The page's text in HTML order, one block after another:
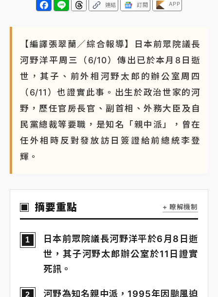
連結 訂閱 APP
【編譯張翠蘭／綜合報導】日本前眾院議長
河野洋平周三（6/10）傳出已於本月8日逝
世，其子、前外相河野太郎的辦公室周四
（6/11）也證實此事。出生於政治世家的河
野，歷任官房長官、副首相、外務大臣及自
民黨總裁等要職，是知名「親中派」，曾在
任外相時反對發放訪日簽證給前總統李登
輝。
摘要重點 + 瞭解機制
1
日本前眾院議長河野洋平於6月8日逝
世，其子河野太郎辦公室於11日證實
死訊。
2
河野為知名親中派，1995年因颱風迫